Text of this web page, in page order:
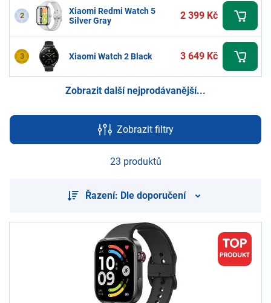
2
Xiaomi Redmi Watch 5
Silver Gray
2 399 Kč
3 Xiaomi Watch 2 Black 3 649 Kč
Zobrazit další nejprodávanější...
Zobrazit filtry
23 produktů
Řazení: Dle doporučení